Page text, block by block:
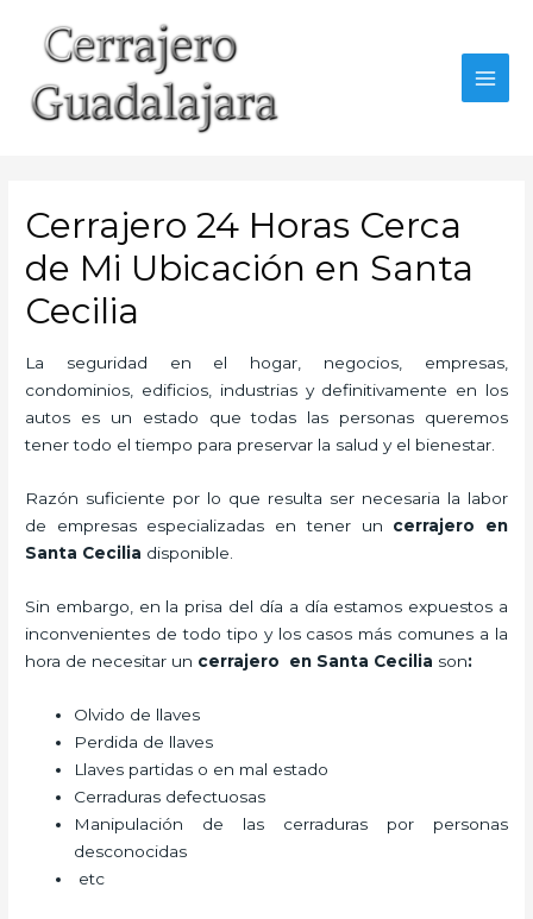
contenido
Cerrajero 24 Horas Cerca
de Mi Ubicación en Santa
Cecilia
La seguridad en el hogar, negocios, empresas,
condominios, edificios, industrias y definitivamente en los
autos es un estado que todas las personas queremos
tener todo el tiempo para preservar la salud y el bienestar.
Razón suficiente por lo que resulta ser necesaria la labor
de empresas especializadas en tener un cerrajero en
Santa Cecilia disponible.
Sin embargo, en la prisa del día a día estamos expuestos a
inconvenientes de todo tipo y los casos más comunes a la
hora de necesitar un cerrajero en Santa Cecilia son:
Olvido de llaves
Perdida de llaves
Llaves partidas o en mal estado
Cerraduras defectuosas
Manipulación de las cerraduras por personas
desconocidas
etc